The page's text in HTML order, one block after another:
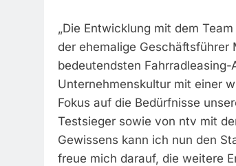
„Die Entwicklung mit dem
der ehemalige Geschäftsführer
bedeutendsten
Unternehmenskultur mit einer
Fokus auf die Bedürfnisse
Testsieger sowie von ntv mit
Gewissens kann ich nun den
freue mich darauf, die weitere